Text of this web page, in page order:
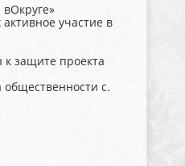
участие в
защите проекта
общественности с.